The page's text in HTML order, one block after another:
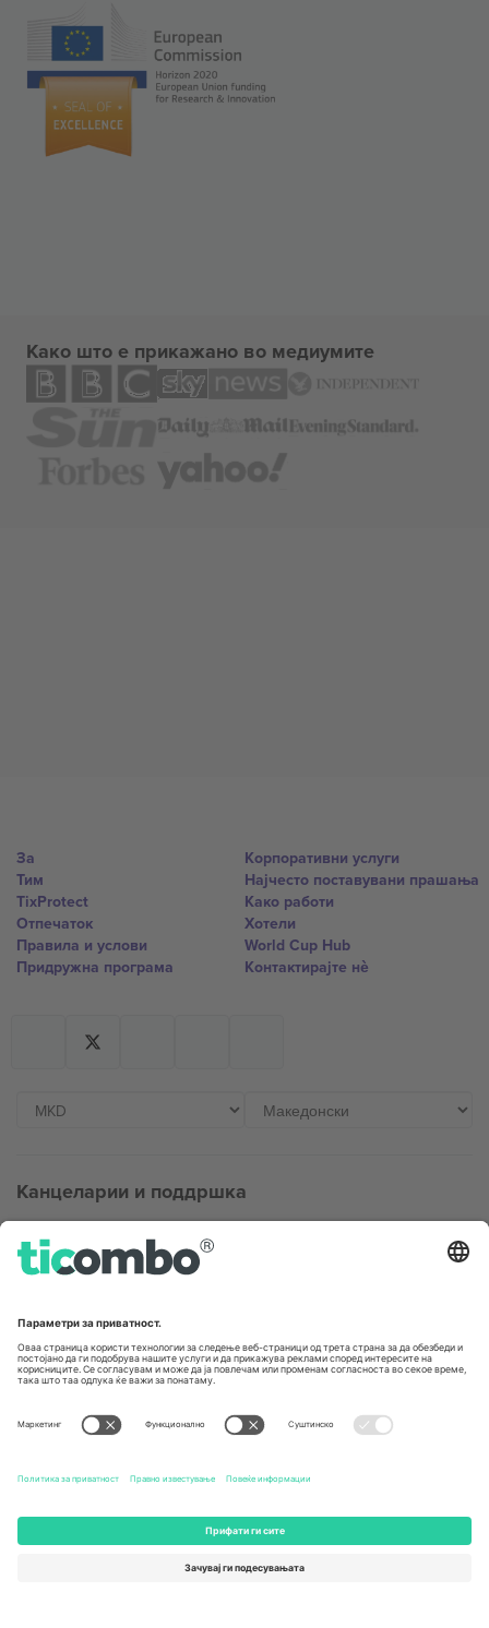
Како што е прикажано во медиумите
За
Тим
TixProtect
Отпечаток
Правила и услови
Придружна програма
Корпоративни услуги
Најчесто поставувани прашања
Како работи
Хотели
World Cup Hub
Контактирајте нѐ
Канцеларии и поддршка
Germany
Unter den Linden 24, 10117
167 City Road, London, Greater
United States
131 Continental Dr, Suite 305,
Newark, Delaware 19713, United
States
Switzerland
Engelberg, Switzerland
Bulgaria
Regus Sofia City West, bul
United Arab Emirates
UAE Dubai Silicon Oasis, DDP
Building A1, Office 302, Dubai,